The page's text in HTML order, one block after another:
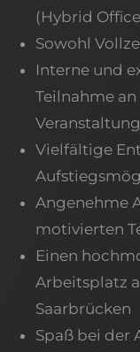
(Hybrid
Sowohl
Interne und
Teilnahme
Vielfältige
Angenehme
motivierten
Einen
Arbeitsplatz
Saarbrücken
Spaß bei der